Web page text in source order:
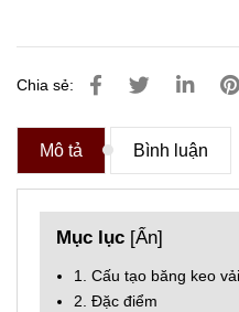
Chia sẻ:
Mô tả Bình luận
Mục lục [Ẩn]
1. Cấu tạo băng keo
2. Đặc điểm